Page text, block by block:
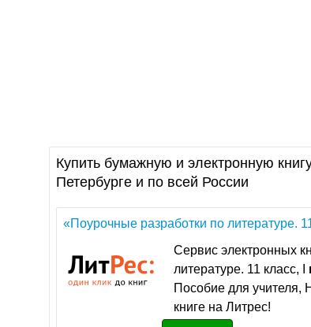
Купить бумажную и электронную
Петербурге и по всей России
«Поурочные разработки по литературе.
Сервис электронных
литературе. 11 класс, I
Пособие для учителя,
книге на Литрес!